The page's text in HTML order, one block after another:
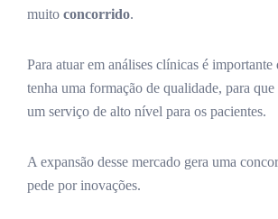
muito concorrido.
Para atuar em análises clínicas é
tenha uma formação de qualidade, para que
um serviço de alto nível para os pacientes.
A expansão desse mercado gera uma
pede por inovações.